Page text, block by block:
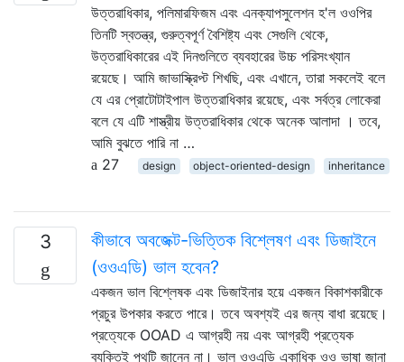
উত্তরাধিকার, পলিমারফিজম এবং এনক্যাপসুলেশন হ'ল ওওপির
তিনটি স্বতন্ত্র, গুরুত্বপূর্ণ বৈশিষ্ট্য এবং সেগুলি থেকে,
উত্তরাধিকারের এই দিনগুলিতে ব্যবহারের উচ্চ পরিসংখ্যান
রয়েছে। আমি জাভাস্ক্রিপ্ট শিখছি, এবং এখানে, তারা সকলেই বলে
যে এর প্রোটোটাইপাল উত্তরাধিকার রয়েছে, এবং সর্বত্র লোকেরা
বলে যে এটি শাস্ত্রীয় উত্তরাধিকার থেকে অনেক আলাদা । তবে,
আমি বুঝতে পারি না …
27
design object-oriented-design inheritance
3
কীভাবে অবজেক্ট-ভিত্তিক বিশ্লেষণ এবং ডিজাইনে
(ওওএডি) ভাল হবেন?
একজন ভাল বিশ্লেষক এবং ডিজাইনার হয়ে একজন বিকাশকারীকে
প্রচুর উপকার করতে পারে। তবে অবশ্যই এর জন্য বাধা রয়েছে।
প্রত্যেকে OOAD এ আগ্রহী নয় এবং আগ্রহী প্রত্যেক
ব্যক্তিই পথটি জানেন না। ভাল ওওএডি একাধিক ওও ভাষা জানা